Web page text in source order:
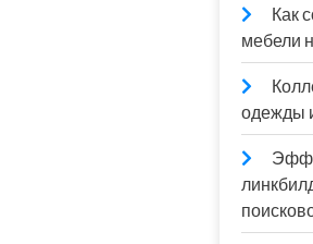
Как
мебели
одежды